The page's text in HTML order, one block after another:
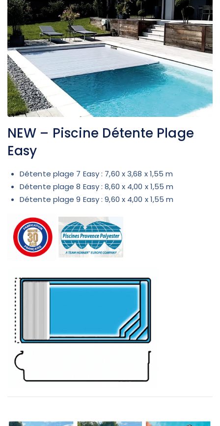
NEW – Piscine Détente Plage
Easy
Détente plage 7 Easy : 7,60 x 3,68 x 1,55 m
Détente plage 8 Easy : 8,60 x 4,00 x 1,55 m
Détente plage 9 Easy : 9,60 x 4,00 x 1,55 m